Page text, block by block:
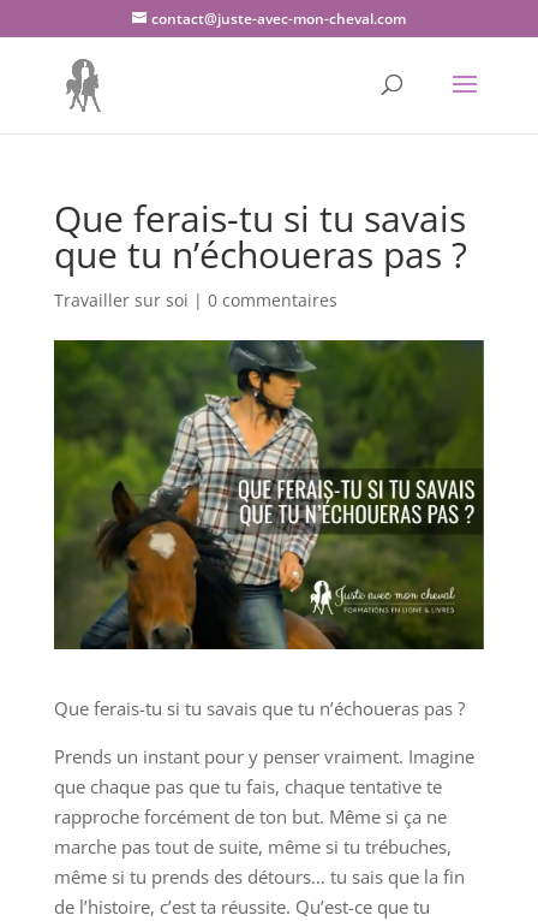
contact@juste-avec-mon-cheval.com
Que ferais-tu si tu savais
que tu n’échoueras pas ?
Travailler sur soi | 0 commentaires
Que ferais-tu si tu savais que tu n’échoueras pas ?
Prends un instant pour y penser vraiment. Imagine
que chaque pas que tu fais, chaque tentative te
rapproche forcément de ton but. Même si ça ne
marche pas tout de suite, même si tu trébuches,
même si tu prends des détours… tu sais que la fin
de l’histoire, c’est ta réussite. Qu’est-ce que tu